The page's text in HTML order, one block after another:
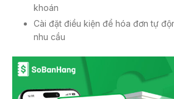
khoán
Cài đặt điều kiện để hóa đơn tự
nhu cầu